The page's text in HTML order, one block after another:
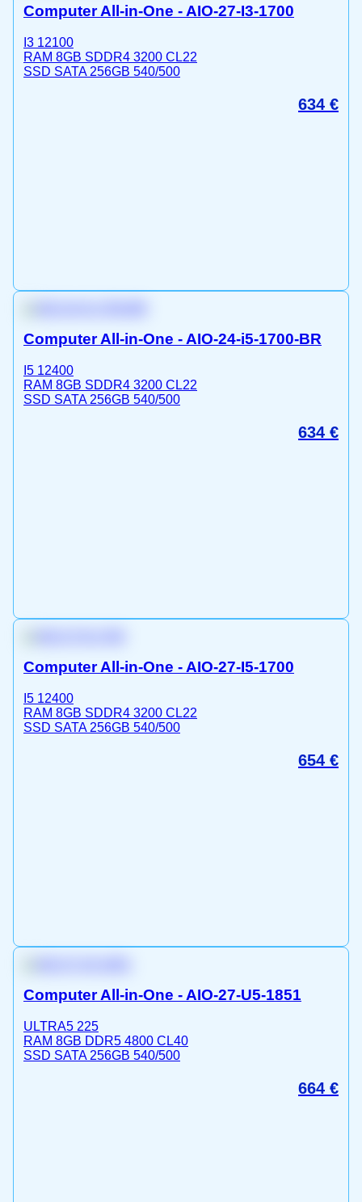
Computer All-in-One - AIO-27-I3-1700
I3 12100
RAM 8GB SDDR4 3200 CL22
SSD SATA 256GB 540/500
634 €
Computer All-in-One - AIO-24-i5-1700-BR
I5 12400
RAM 8GB SDDR4 3200 CL22
SSD SATA 256GB 540/500
634 €
Computer All-in-One - AIO-27-I5-1700
I5 12400
RAM 8GB SDDR4 3200 CL22
SSD SATA 256GB 540/500
654 €
Computer All-in-One - AIO-27-U5-1851
ULTRA5 225
RAM 8GB DDR5 4800 CL40
SSD SATA 256GB 540/500
664 €